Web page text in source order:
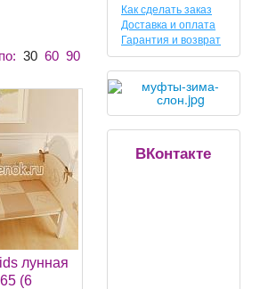
30 60 90
лунная
(6
Как сделать заказ
Доставка и оплата
Гарантия и возврат
ВКонтакте